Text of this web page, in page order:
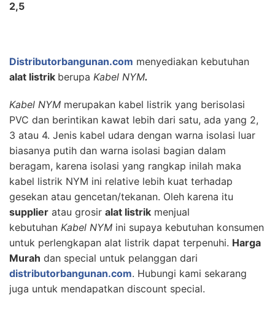
2,5
Distributorbangunan.com menyediakan kebutuhan
alat listrik berupa Kabel NYM.
Kabel NYM merupakan kabel listrik yang berisolasi
PVC dan berintikan kawat lebih dari satu, ada yang 2,
3 atau 4. Jenis kabel udara dengan warna isolasi luar
biasanya putih dan warna isolasi bagian dalam
beragam, karena isolasi yang rangkap inilah maka
kabel listrik NYM ini relative lebih kuat terhadap
gesekan atau gencetan/tekanan. Oleh karena itu
supplier atau grosir alat listrik menjual
kebutuhan Kabel NYM ini supaya kebutuhan konsumen
untuk perlengkapan alat listrik dapat terpenuhi. Harga
Murah dan special untuk pelanggan dari
distributorbangunan.com. Hubungi kami sekarang
juga untuk mendapatkan discount special.